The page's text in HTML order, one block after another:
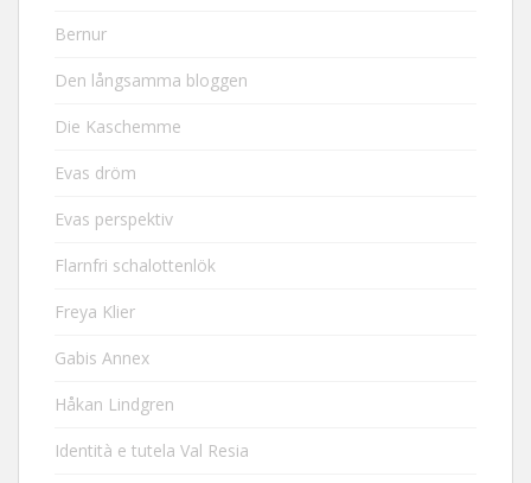
Bernur
Den långsamma bloggen
Die Kaschemme
Evas dröm
Evas perspektiv
Flarnfri schalottenlök
Freya Klier
Gabis Annex
Håkan Lindgren
Identità e tutela Val Resia